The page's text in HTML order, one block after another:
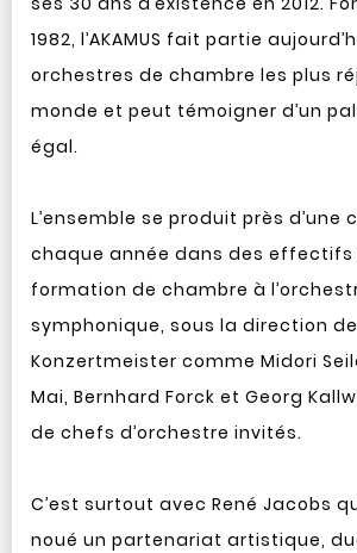
1982, l’AKAMUS fait partie
orchestres de chambre les plus
monde et peut témoigner d’un
égal.
L’ensemble se produit près d’une
chaque année dans des effectifs
formation de chambre à
symphonique, sous la direction de
Konzertmeister comme Midori
Mai, Bernhard Forck et Georg
de chefs d’orchestre invités.
C’est surtout avec René Jacobs
noué un partenariat artistique,